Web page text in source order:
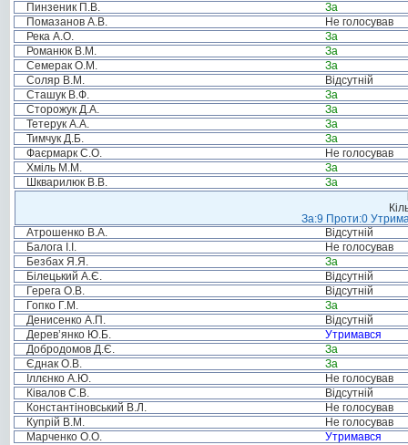
Пинзеник П.В.
За
Помазанов А.В.
Не голосував
Река А.О.
За
Романюк В.М.
За
Семерак О.М.
За
Соляр В.М.
Відсутній
Сташук В.Ф.
За
Сторожук Д.А.
За
Тетерук А.А.
За
Тимчук Д.Б.
За
Фаєрмарк С.О.
Не голосував
Хміль М.М.
За
Шкварилюк В.В.
За
За:9 Проти:0
Атрошенко В.А.
Відсутній
Балога І.І.
Не голосував
Безбах Я.Я.
За
Білецький А.Є.
Відсутній
Герега О.В.
Відсутній
Гопко Г.М.
За
Денисенко А.П.
Відсутній
Дерев’янко Ю.Б.
Утримався
Добродомов Д.Є.
За
Єднак О.В.
За
Іллєнко А.Ю.
Не голосував
Ківалов С.В.
Відсутній
Константіновський В.Л.
Не голосував
Купрій В.М.
Не голосував
Марченко О.О.
Утримався